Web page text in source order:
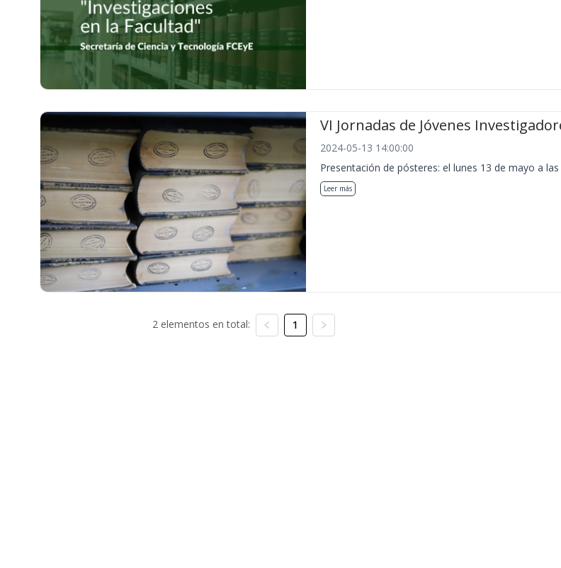
VI Jornadas de Jóvenes
2024-05-13 14:00:00
Presentación de pósteres: el lunes 13 de mayo a las
Leer más
2 elementos en total: 1